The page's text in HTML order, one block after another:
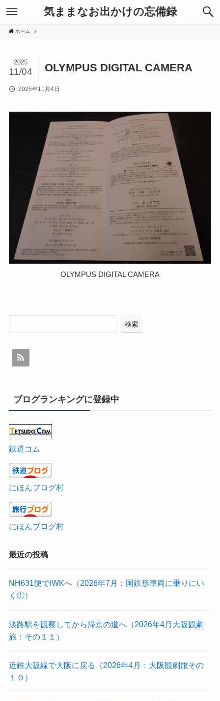
気ままなお出かけの忘備録
ホーム
OLYMPUS DIGITAL CAMERA
2025
11/04
2025年11月4日
OLYMPUS DIGITAL CAMERA
検索
ブログランキングに登録中
鉄道コム
にほんブログ村
にほんブログ村
最近の投稿
NH631便でIWKへ（2026年7月：国鉄形車両に乗りにい
く①）
淡路駅を観察してから帰京の道へ（2026年4月大阪観劇
旅：その１１）
近鉄大阪線で大阪に戻る（2026年4月：大阪観劇旅その
１０）